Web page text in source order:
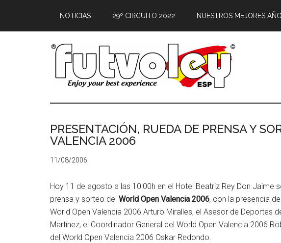
NOTICIAS 29º CIRCUITO 2022 NUESTROS MEJORES
PRESENTACIÓN, RUEDA DE PRENSA Y
VALENCIA 2006
11/08/2006
Hoy 11 de agosto a las 10:00h en el Hotel Beatriz Rey Don Jaime
prensa y sorteo del World Open Valencia 2006, con la presencia
World Open Valencia 2006 Arturo Miralles, el Asesor de Deportes
Martínez, el Coordinador General del World Open Valencia 2006
del World Open Valencia 2006 Oskar Redondo.